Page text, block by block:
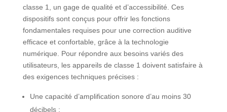
classe 1, un gage de qualité et d’accessibilité. Ces
dispositifs sont conçus pour offrir les fonctions
fondamentales requises pour une correction auditive
efficace et confortable, grâce à la technologie
numérique. Pour répondre aux besoins variés des
utilisateurs, les appareils de classe 1 doivent satisfaire à
des exigences techniques précises :
Une capacité d’amplification sonore d’au moins 30
décibels ;